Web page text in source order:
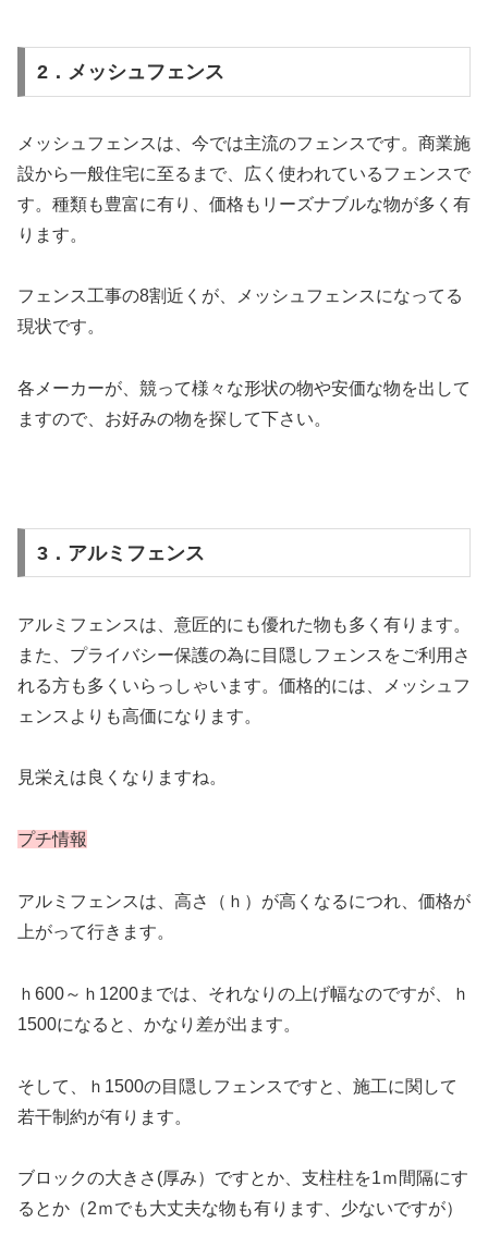
2．メッシュフェンス
メッシュフェンスは、今では主流のフェンスです。商業施
設から一般住宅に至るまで、広く使われているフェンスで
す。種類も豊富に有り、価格もリーズナブルな物が多く有
ります。
フェンス工事の8割近くが、メッシュフェンスになってる
現状です。
各メーカーが、競って様々な形状の物や安価な物を出して
ますので、お好みの物を探して下さい。
3．アルミフェンス
アルミフェンスは、意匠的にも優れた物も多く有ります。
また、プライバシー保護の為に目隠しフェンスをご利用さ
れる方も多くいらっしゃいます。価格的には、メッシュフ
ェンスよりも高価になります。
見栄えは良くなりますね。
プチ情報
アルミフェンスは、高さ（ｈ）が高くなるにつれ、価格が
上がって行きます。
ｈ600～ｈ1200までは、それなりの上げ幅なのですが、ｈ
1500になると、かなり差が出ます。
そして、ｈ1500の目隠しフェンスですと、施工に関して
若干制約が有ります。
ブロックの大きさ(厚み）ですとか、支柱柱を1ｍ間隔にす
るとか（2ｍでも大丈夫な物も有ります、少ないですが）